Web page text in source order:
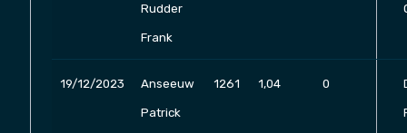
Rudder
Frank
19/12/2023 Anseeuw
Patrick
1261 1,04 0